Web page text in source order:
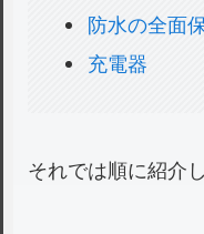
防水の全面
充電器
それでは順に紹介